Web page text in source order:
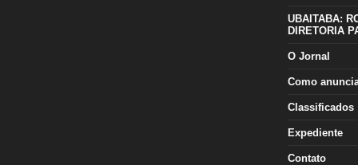
UBAITABA:
DIRETORIA
O Jornal
Como
Classificados
Expediente
Contato